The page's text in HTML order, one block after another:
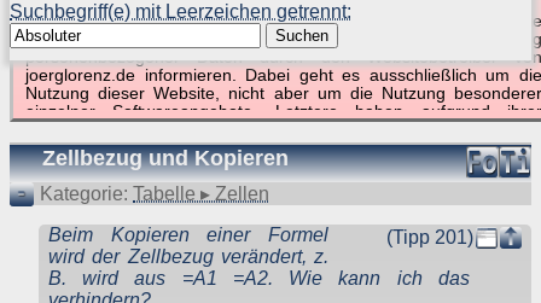
Diese Datenschutzerklärung soll die Nutzer dieser Website über die
Art, den Umfang und den Zweck der Erhebung und Verwendung
personenbezogener Daten durch den Websitebetreiber von
joerglorenz.de informieren. Dabei geht es ausschließlich um die
Nutzung dieser Website, nicht aber um die Nutzung besonderer
einzelner Softwareangebote. Letztere haben aufgrund ihrer
gespeichert werden müssen, die für das Funktionieren erforderlich
sind. Hier ist es wichtig, dass Sie selbst zum Testen dieser
Funktionen möglichst erfundene Daten verwenden. Ansonsten wird
auf die spezifischen Besonderheiten beim jeweiligen Angebot
Generell gilt: Wenn Sie ein Angebot bei den Add-Ins nutzen, bei
dem Daten übertragen werden, werden diese Daten auf dem
Server joerglorenz.de gespeichert. Dies erfolgt in MySQL-Tabellen,
Suchbegriff(e) mit Leerzeichen getrennt:
Suchen
Suchergebnisse (1 Treffer, 1 Begriff)
Zellbezug und Kopieren
Kategorie: Tabelle ▸ Zellen
(Tipp 201)
Beim Kopieren einer Formel
wird der Zellbezug verändert, z.
B. wird aus =A1 =A2. Wie kann ich das